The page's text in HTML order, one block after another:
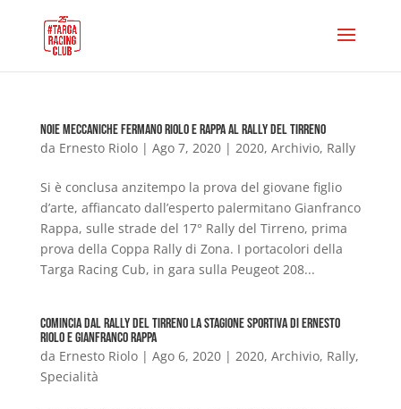
Noie meccaniche fermano Riolo e Rappa al Rally del Tirreno
da Ernesto Riolo| Ago 7, 2020| 2020, Archivio, Rally
Si è conclusa anzitempo la prova del giovane figlio
d’arte, affiancato dall’esperto palermitano Gianfranco
Rappa, sulle strade del 17° Rally del Tirreno, prima
prova della Coppa Rally di Zona. I portacolori della
Targa Racing Cub, in gara sulla Peugeot 208...
Comincia dal Rally del Tirreno la stagione sportiva di Ernesto
Riolo e Gianfranco Rappa
da Ernesto Riolo| Ago 6, 2020| 2020, Archivio, Rally,
Specialità